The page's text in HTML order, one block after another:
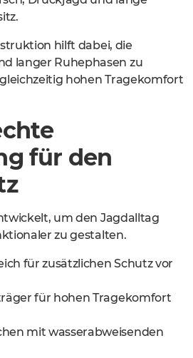
hilft dabei, die
langer Ruhephasen zu
hohen Tragekomfort
für den
um den Jagdalltag
zu gestalten.
für zusätzlichen Schutz vor
für hohen Tragekomfort
mit wasserabweisenden